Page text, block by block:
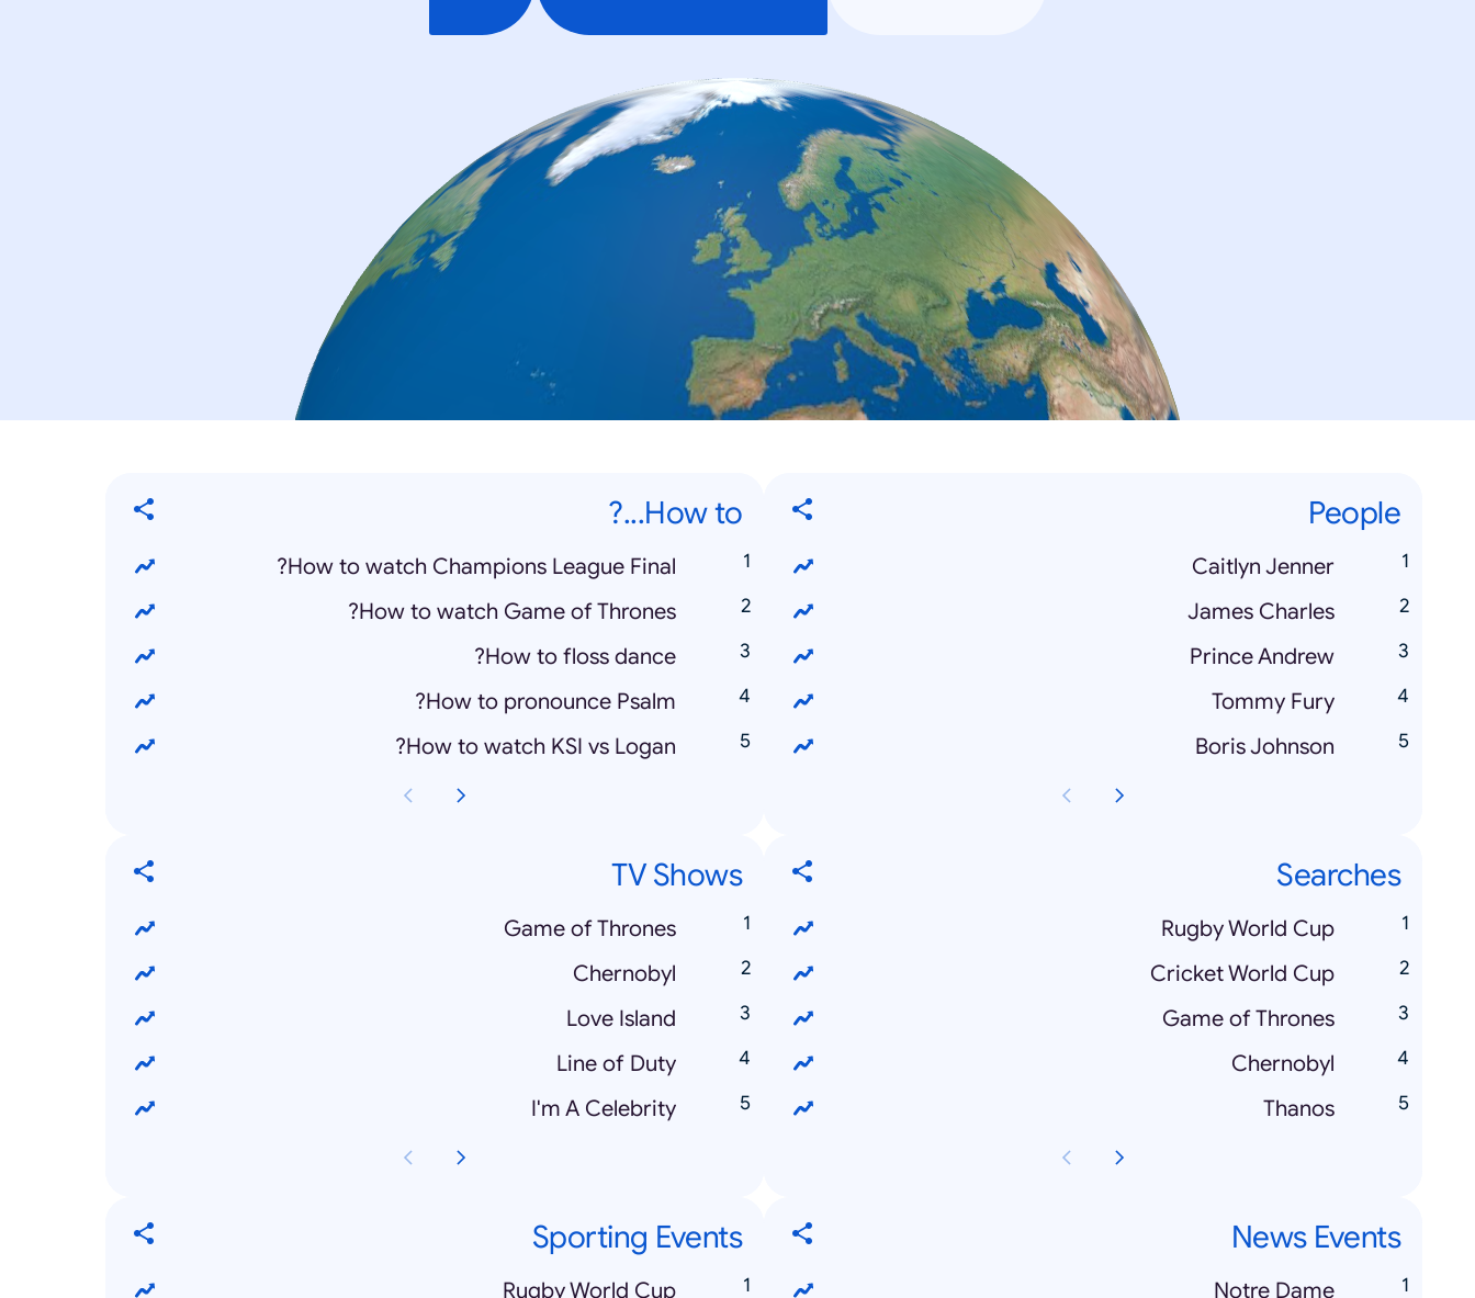
People
Caitlyn Jenner
James Charles
Prince Andrew
Tommy Fury
Boris Johnson
How to...?
How to watch Champions League Final?
How to watch Game of Thrones?
How to floss dance?
How to pronounce Psalm?
How to watch KSI vs Logan?
Searches
Rugby World Cup
Cricket World Cup
Game of Thrones
Chernobyl
Thanos
TV Shows
Game of Thrones
Chernobyl
Love Island
Line of Duty
I'm A Celebrity
News Events
Notre Dame
Sporting Events
Rugby World Cup